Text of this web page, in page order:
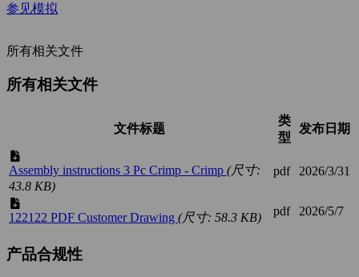
参见模拟
所有相关文件
所有相关文件
文件标题
类
型
发布日期
Assembly instructions 3 Pc Crimp - Crimp (尺寸:
43.8 KB)
pdf 2026/3/31
122122 PDF Customer Drawing (尺寸: 58.3 KB) pdf 2026/5/7
产品合规性